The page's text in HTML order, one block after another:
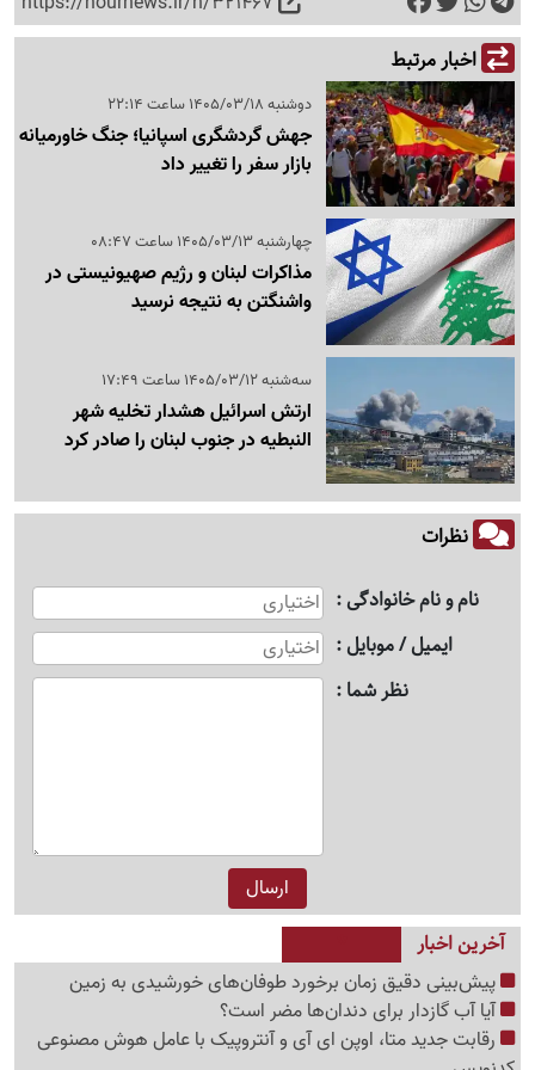
اخبار مرتبط
دوشنبه 1405/03/18 ساعت 22:14
جهش گردشگری اسپانیا؛ جنگ خاورمیانه
بازار سفر را تغییر داد
چهارشنبه 1405/03/13 ساعت 08:47
مذاکرات لبنان و رژیم صهیونیستی در
واشنگتن به نتیجه نرسید
سه‌شنبه 1405/03/12 ساعت 17:49
ارتش اسرائیل هشدار تخلیه شهر
النبطیه در جنوب لبنان را صادر کرد
نظرات
نام و نام خانوادگی
ایمیل / موبایل
نظر شما
آخرین اخبار
پیش‌بینی دقیق زمان برخورد طوفان‌های خورشیدی به زمین
آیا آب گازدار برای دندان‌ها مضر است؟
رقابت جدید متا، اوپن ای آی و آنتروپیک با عامل هوش مصنوعی